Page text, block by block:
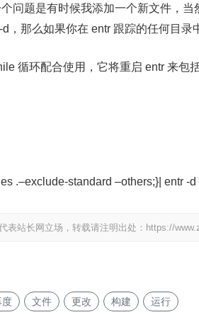
问题是有时候我添加一个新文件，
，那么如果你在 entr 跟踪的任何目录
循环配合使用，它将重启 entr 来包
.–exclude-standard –others;}| entr -
表站长网立场，转载请注明出处： https://
度 文件 更改 构建 运行